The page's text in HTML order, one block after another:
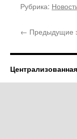
Рубрика:
← Предыдущие